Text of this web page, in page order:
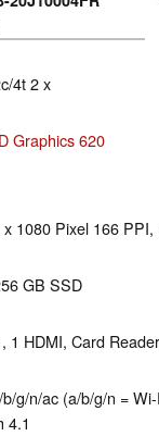
4t 2 x
Graphics 620
1080 Pixel 166 PPI,
GB SSD
1 HDMI, Card
g/n/ac (a/b/g/n =
4.1